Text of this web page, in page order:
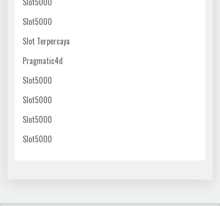
Slot5000
Slot Terpercaya
Pragmatic4d
Slot5000
Slot5000
Slot5000
Slot5000